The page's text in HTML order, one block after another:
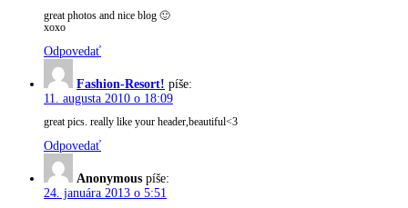
great photos and nice blog 🙂
xoxo
Odpovedať
Fashion-Resort! píše:
11. augusta 2010 o 18:09
great pics. really like your header,beautiful<3
Odpovedať
Anonymous píše:
24. januára 2013 o 5:51